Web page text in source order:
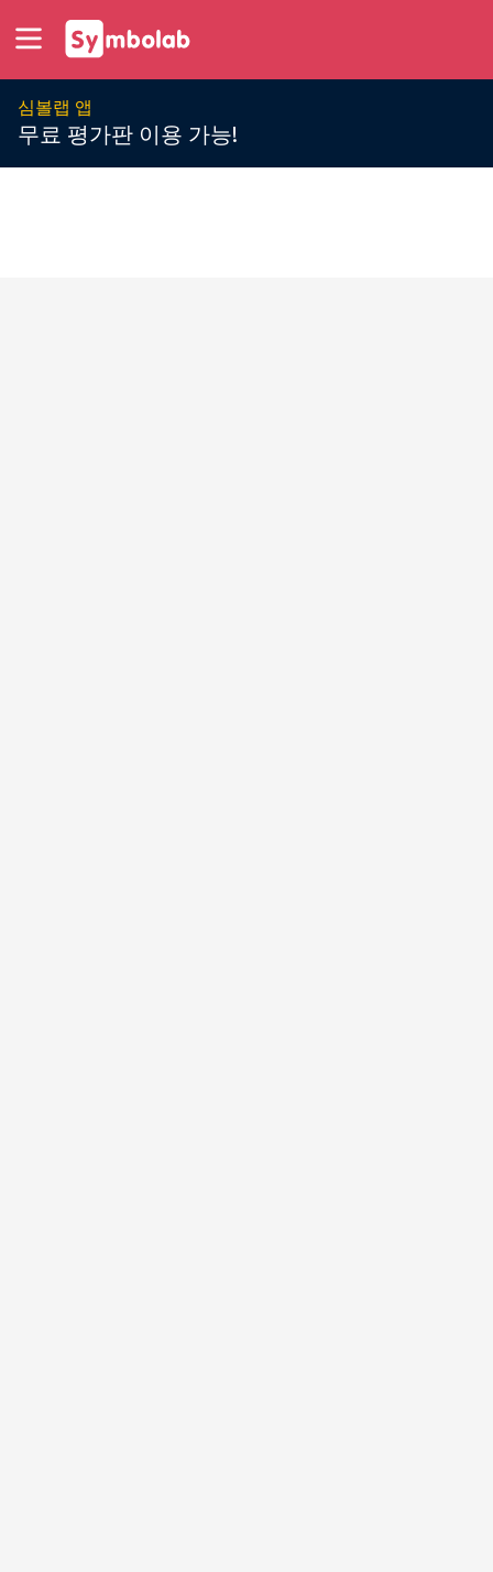
심볼랩 앱
무료 평가판 이용 가능!